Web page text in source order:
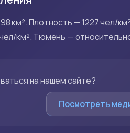
км². Плотность — 1227 чел/
км². Тюмень —
на нашем сайте?
Посмотреть